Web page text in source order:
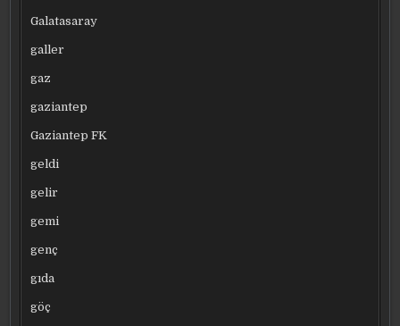
Galatasaray
galler
gaz
gaziantep
Gaziantep FK
geldi
gelir
gemi
genç
gıda
göç